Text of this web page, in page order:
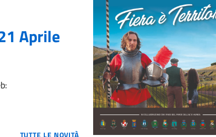
Aprile
TUTTE LE NOVITÀ